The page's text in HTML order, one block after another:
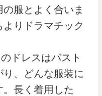
服とよく合いま
りドラマチック
のドレスはバスト
、どんな服装に
長く着用した